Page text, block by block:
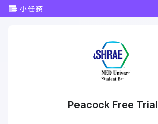
Peacock Free Trial